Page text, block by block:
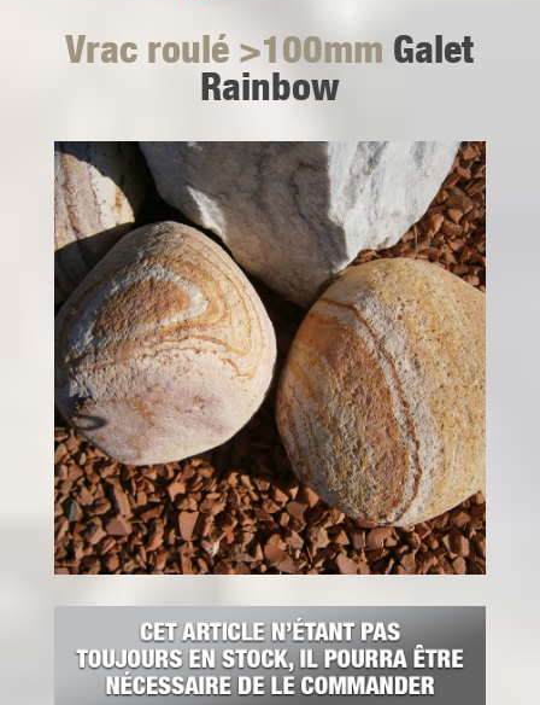
Vrac roulé >100mm Galet
Rainbow